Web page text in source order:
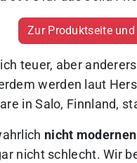
Zur Produktseite
teuer, aber
werden laut
in Salo, Finnland,
nicht
nicht schlecht. Wir